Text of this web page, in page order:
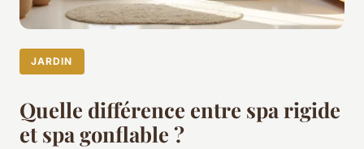
JARDIN
Quelle différence entre spa rigide
et spa gonflable ?